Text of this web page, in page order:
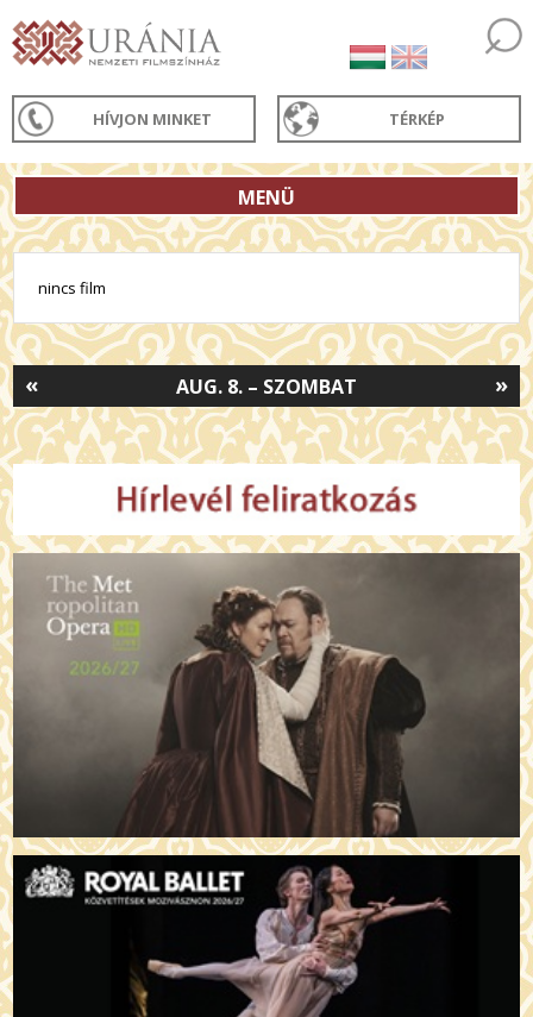
HÍVJON MINKET TÉRKÉP
MENÜ
nincs film
»
AUG. 8. – SZOMBAT
«